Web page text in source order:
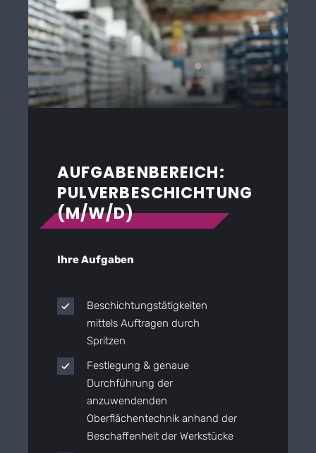
AUFGABENBEREICH:
PULVERBESCHICHTUNG
(M/W/D)
Ihre Aufgaben
Beschichtungstätigkeiten
mittels Auftragen durch
Spritzen
Festlegung & genaue
Durchführung der
anzuwendenden
Oberflächentechnik anhand der
Beschaffenheit der Werkstücke